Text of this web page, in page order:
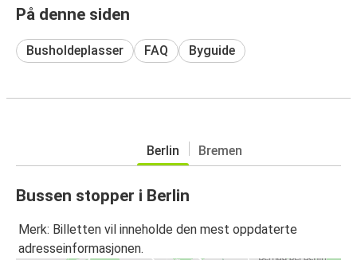
På denne siden
Busholdeplasser FAQ Byguide
Berlin Bremen
Bussen stopper i Berlin
Merk: Billetten vil inneholde den mest oppdaterte
adresseinformasjonen.